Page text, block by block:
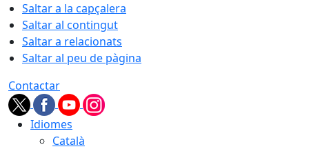
Saltar a la capçalera
Saltar al contingut
Saltar a relacionats
Saltar al peu de pàgina
Contactar
Idiomes
Català